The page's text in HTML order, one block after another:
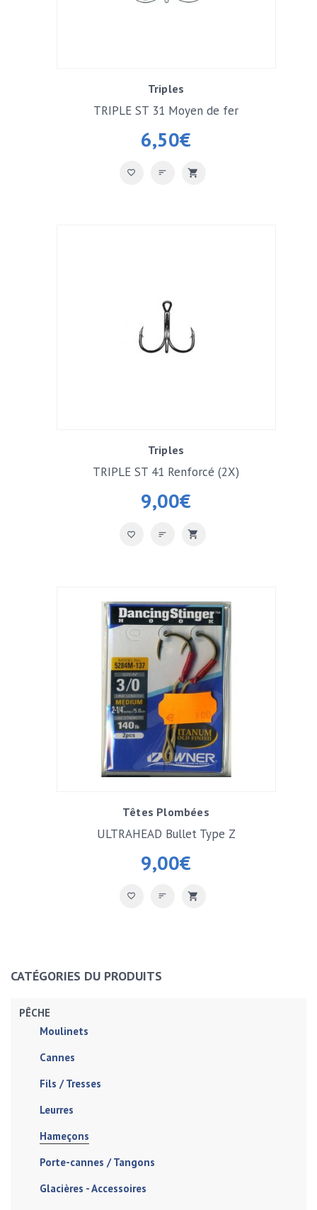
Triples
6,50€
TRIPLE ST 31 Moyen de fer
Triples
9,00€
TRIPLE ST 41 Renforcé (2X)
Têtes Plombées
9,00€
ULTRAHEAD Bullet Type Z
CATÉGORIES DU PRODUITS
PÊCHE
Moulinets
Cannes
Fils / Tresses
Leurres
Hameçons
Porte-cannes / Tangons
Glacières - Accessoires